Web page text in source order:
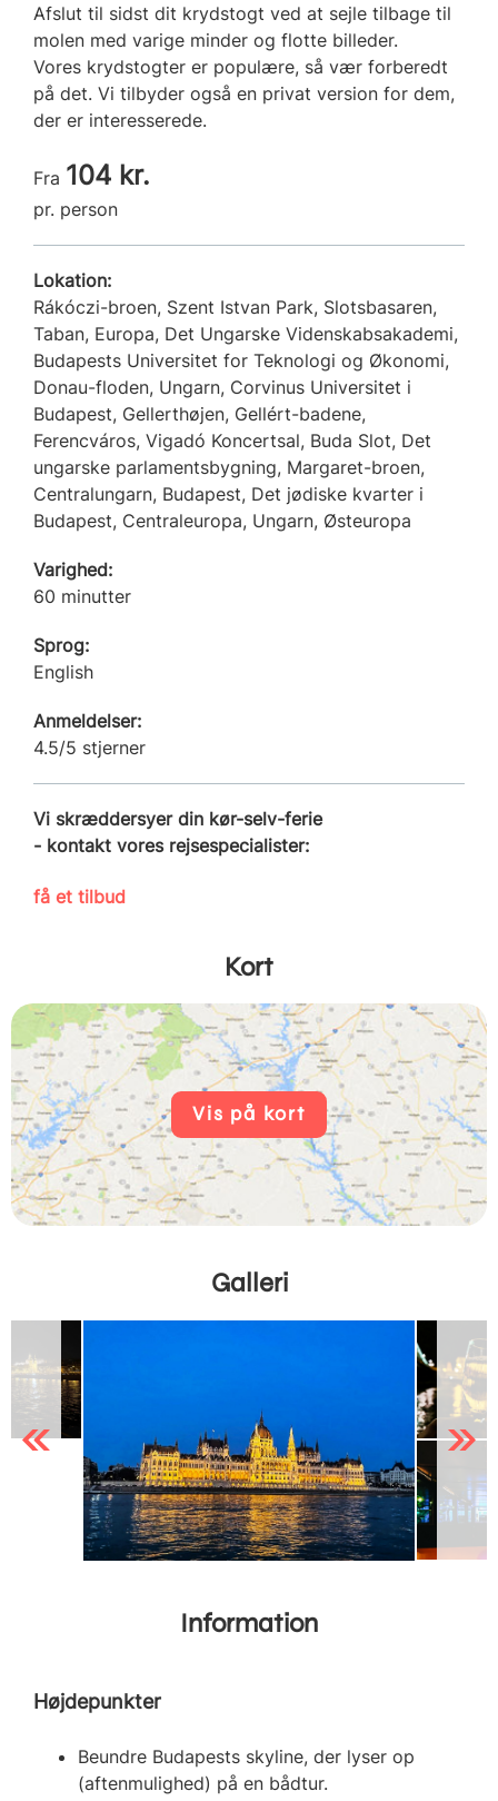
Afslut til sidst dit krydstogt ved at sejle tilbage til
molen med varige minder og flotte billeder.
Vores krydstogter er populære, så vær forberedt
på det. Vi tilbyder også en privat version for dem,
der er interesserede.
Fra 104 kr.
pr. person
Lokation:
Rákóczi-broen, Szent Istvan Park, Slotsbasaren,
Taban, Europa, Det Ungarske Videnskabsakademi,
Budapests Universitet for Teknologi og Økonomi,
Donau-floden, Ungarn, Corvinus Universitet i
Budapest, Gellerthøjen, Gellért-badene,
Ferencváros, Vigadó Koncertsal, Buda Slot, Det
ungarske parlamentsbygning, Margaret-broen,
Centralungarn, Budapest, Det jødiske kvarter i
Budapest, Centraleuropa, Ungarn, Østeuropa
Varighed:
60 minutter
Sprog:
English
Anmeldelser:
4.5/5 stjerner
Vi skræddersyer din kør-selv-ferie
- kontakt vores rejsespecialister:
få et tilbud
Kort
Vis på kort
Galleri
Previous Next
Information
Højdepunkter
Beundre Budapests skyline, der lyser op
(aftenmulighed) på en bådtur.